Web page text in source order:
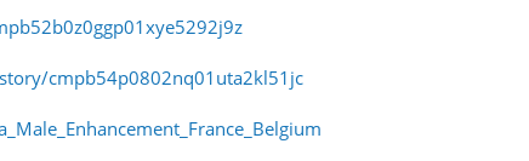
cmpb54p0802nq01uta2kl51jc